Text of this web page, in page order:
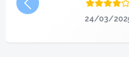
Précédent